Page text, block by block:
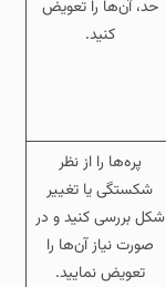
حد، آن‌ها را تعویض
کنید.
پره‌ها را از نظر
شکستگی یا تغییر
شکل بررسی کنید و در
صورت نیاز آن‌ها را
تعویض نمایید.